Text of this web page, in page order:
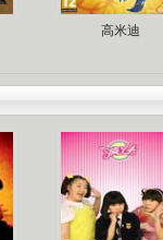
高米迪